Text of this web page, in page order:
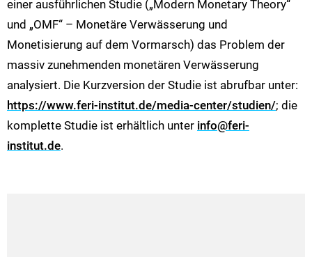
einer ausführlichen Studie („Modern Monetary Theory“
und „OMF“ – Monetäre Verwässerung und
Monetisierung auf dem Vormarsch) das Problem der
massiv zunehmenden monetären Verwässerung
analysiert. Die Kurzversion der Studie ist abrufbar unter:
https://www.feri-institut.de/media-center/studien/; die
komplette Studie ist erhältlich unter info@feri-
institut.de.